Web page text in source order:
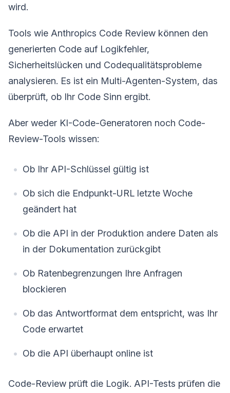
wird.
Tools wie Anthropics Code Review können den
generierten Code auf Logikfehler,
Sicherheitslücken und Codequalitätsprobleme
analysieren. Es ist ein Multi-Agenten-System, das
überprüft, ob Ihr Code Sinn ergibt.
Aber weder KI-Code-Generatoren noch Code-
Review-Tools wissen:
Ob Ihr API-Schlüssel gültig ist
Ob sich die Endpunkt-URL letzte Woche
geändert hat
Ob die API in der Produktion andere Daten als
in der Dokumentation zurückgibt
Ob Ratenbegrenzungen Ihre Anfragen
blockieren
Ob das Antwortformat dem entspricht, was Ihr
Code erwartet
Ob die API überhaupt online ist
Code-Review prüft die Logik. API-Tests prüfen die